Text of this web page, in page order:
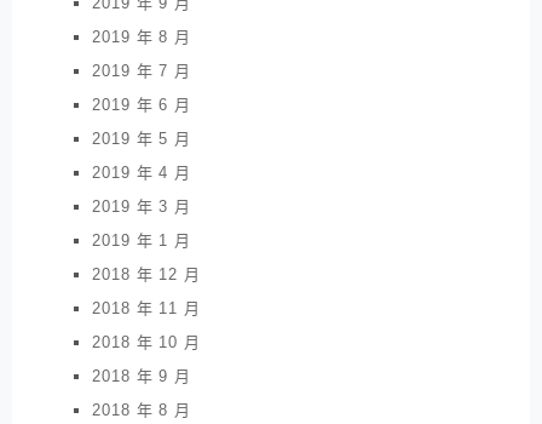
2019 年 8 月
2019 年 7 月
2019 年 6 月
2019 年 5 月
2019 年 4 月
2019 年 3 月
2019 年 1 月
2018 年 12 月
2018 年 11 月
2018 年 10 月
2018 年 9 月
2018 年 8 月